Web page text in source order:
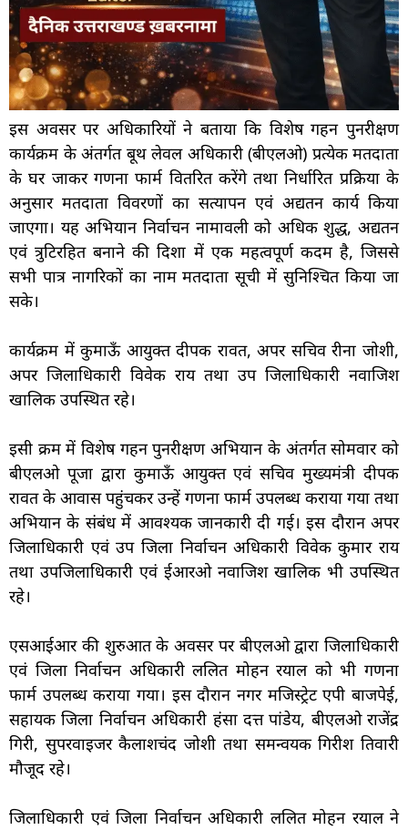
इस अवसर पर अधिकारियों ने बताया कि विशेष गहन पुनरीक्षण
कार्यक्रम के अंतर्गत बूथ लेवल अधिकारी (बीएलओ) प्रत्येक मतदाता
के घर जाकर गणना फार्म वितरित करेंगे तथा निर्धारित प्रक्रिया के
अनुसार मतदाता विवरणों का सत्यापन एवं अद्यतन कार्य किया
जाएगा। यह अभियान निर्वाचन नामावली को अधिक शुद्ध, अद्यतन
एवं त्रुटिरहित बनाने की दिशा में एक महत्वपूर्ण कदम है, जिससे
सभी पात्र नागरिकों का नाम मतदाता सूची में सुनिश्चित किया जा
सके।
कार्यक्रम में कुमाऊँ आयुक्त दीपक रावत, अपर सचिव रीना जोशी,
अपर जिलाधिकारी विवेक राय तथा उप जिलाधिकारी नवाजिश
खालिक उपस्थित रहे।
इसी क्रम में विशेष गहन पुनरीक्षण अभियान के अंतर्गत सोमवार को
बीएलओ पूजा द्वारा कुमाऊँ आयुक्त एवं सचिव मुख्यमंत्री दीपक
रावत के आवास पहुंचकर उन्हें गणना फार्म उपलब्ध कराया गया तथा
अभियान के संबंध में आवश्यक जानकारी दी गई। इस दौरान अपर
जिलाधिकारी एवं उप जिला निर्वाचन अधिकारी विवेक कुमार राय
तथा उपजिलाधिकारी एवं ईआरओ नवाजिश खालिक भी उपस्थित
रहे।
एसआईआर की शुरुआत के अवसर पर बीएलओ द्वारा जिलाधिकारी
एवं जिला निर्वाचन अधिकारी ललित मोहन रयाल को भी गणना
फार्म उपलब्ध कराया गया। इस दौरान नगर मजिस्ट्रेट एपी बाजपेई,
सहायक जिला निर्वाचन अधिकारी हंसा दत्त पांडेय, बीएलओ राजेंद्र
गिरी, सुपरवाइजर कैलाशचंद जोशी तथा समन्वयक गिरीश तिवारी
मौजूद रहे।
जिलाधिकारी एवं जिला निर्वाचन अधिकारी ललित मोहन रयाल ने